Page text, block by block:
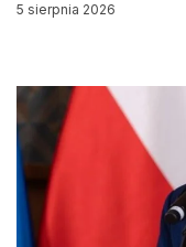
5 sierpnia 2026